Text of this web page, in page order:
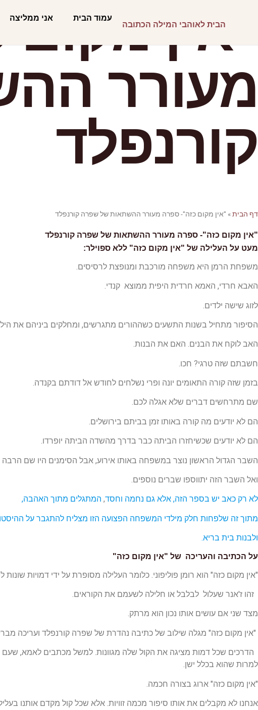
הבית לאוהבי המילה הכתובה
עמוד הבית אני ממליצה
"אין
מעורר
קורנפלד
דף הבית» "אין מקום כזה"- ספרה מעורר ההשתאות של שפרה קורנפלד
"אין מקום כזה"- ספרה מעורר ההשתאות של שפרה קורנפלד
מעט על העלילה של "אין מקום כזה" ללא ספוילר:
משפחת הרמן היא משפחה מורכבת ומנופצת לרסיסים.
האבא חרדי, האמא חרדית היפית ממוצא קנדי.
לזוג שישה ילדים.
הסיפור מתחיל בשנות התשעים כשההורים מתגרשים, ומחלקים ביניהם את
האב לוקח את הבנים. האם את הבנות.
חשבתם שזה טרגי? חכו.
בזמן שזה קורה התאומים יונה ופרי נשלחים לחודש אל דודתם בקנדה.
שם מתרחשים דברים שלא אגלה לכם.
הם לא יודעים מה קורה באותו זמן בביתם בירושלים.
הם לא יודעים שכשיחזרו הביתה כבר בדרך מהשדה הביתה יופרדו.
השבר הגדול הראשון נוצר במשפחה באותו אירוע, אבל הסימנים היו שם הרבה
ואל השבר הזה יתווספו שברים נוספים.
לא רק כאב יש בספר הזה, אלא גם נחמה וחסד, המתגלים מתוך האהבה,
מתוך זה שלפחות חלק מילדי המשפחה הפצועה הזו מצליח להתגבר על
ולבנות בית בריא.
על הכתיבה והעריכה של "אין מקום כזה"
"אין מקום כזה" הוא רומן פוליפוני. כלומר העלילה מסופרת על ידי דמויות שונות
זהו ז'אנר שעלול לבלבל או חלילה לשעמם את הקוראים.
מצד שני אם עושים אותו נכון הוא מרתק.
"אין מקום כזה" מגלה שילוב של כתיבה נהדרת של שפרה קורנפלד ועריכה
הדרכים שכל דמות מציגה את הקול שלה מגוונות. למשל מכתבים לאמא,
למרות שהוא בכלל ישן.
"אין מקום כזה" ארוג בצורה חכמה.
אנחנו לא מקבלים את אותו סיפור מכמה זוויות. אלא שכל קול מקדם אותנו